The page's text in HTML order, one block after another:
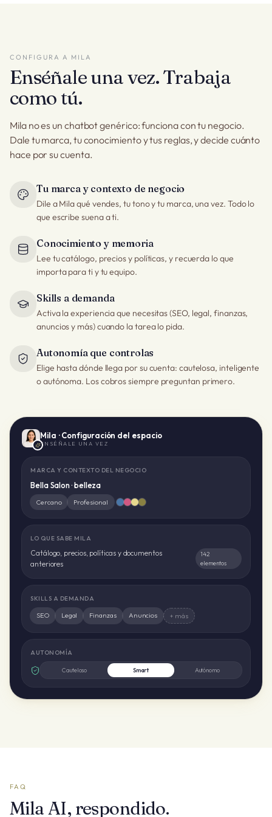
CONFIGURA A MILA
Enséñale una vez. Trabaja
como tú.
Mila no es un chatbot genérico: funciona con tu negocio.
Dale tu marca, tu conocimiento y tus reglas, y decide cuánto
hace por su cuenta.
Tu marca y contexto de negocio
Dile a Mila qué vendes, tu tono y tu marca, una vez. Todo lo
que escribe suena a ti.
Conocimiento y memoria
Lee tu catálogo, precios y políticas, y recuerda lo que
importa para ti y tu equipo.
Skills a demanda
Activa la experiencia que necesitas (SEO, legal, finanzas,
anuncios y más) cuando la tarea lo pida.
Autonomía que controlas
Elige hasta dónde llega por su cuenta: cautelosa, inteligente
o autónoma. Los cobros siempre preguntan primero.
Mila ·Configuración del espacio
ENSÉÑALE UNA VEZ
MARCA Y CONTEXTO DEL NEGOCIO
Bella Salon ·belleza
Cercano Profesional
LO QUE SABE MILA
Catálogo, precios, políticas y documentos
anteriores
142
elementos
SKILLS A DEMANDA
SEO Legal Finanzas Anuncios + más
AUTONOMÍA
Cauteloso Smart Autónomo
FAQ
Mila AI, respondido.